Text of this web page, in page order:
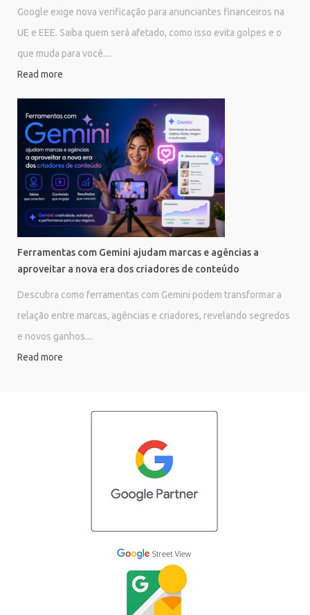
Google exige nova verificação para anunciantes financeiros na
UE e EEE. Saiba quem será afetado, como isso evita golpes e o
que muda para você....
Read more
Ferramentas com Gemini ajudam marcas e agências a
aproveitar a nova era dos criadores de conteúdo
Descubra como ferramentas com Gemini podem transformar a
relação entre marcas, agências e criadores, revelando segredos
e novos ganhos....
Read more